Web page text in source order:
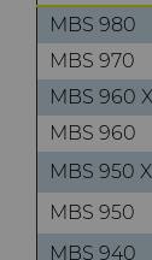
MBS 980
MBS 970
MBS 960
MBS 960
MBS 950
MBS 950
MBS 940